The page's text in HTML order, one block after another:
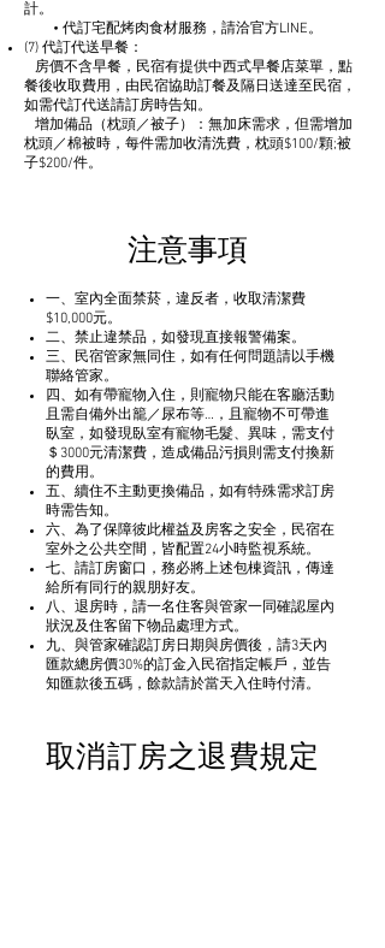
計。
• 代訂宅配烤肉食材服務，請洽官方LINE。
(7) 代訂代送早餐：
房價不含早餐，民宿有提供中西式早餐店菜單，點
餐後收取費用，由民宿協助訂餐及隔日送達至民宿，
如需代訂代送請訂房時告知。
增加備品（枕頭／被子）：無加床需求，但需增加
枕頭／棉被時，每件需加收清洗費，枕頭$100/顆;被
子$200/件。
注意事項
一、室內全面禁菸，違反者，收取清潔費
$10,000元。
二、禁止違禁品，如發現直接報警備案。
三、民宿管家無同住，如有任何問題請以手機
聯絡管家。
四、如有帶寵物入住，則寵物只能在客廳活動
且需自備外出籠／尿布等…，且寵物不可帶進
臥室，如發現臥室有寵物毛髮、異味，需支付
＄3000元清潔費，造成備品污損則需支付換新
的費用。
五、續住不主動更換備品，如有特殊需求訂房
時需告知。
六、為了保障彼此權益及房客之安全，民宿在
室外之公共空間，皆配置24小時監視系統。
七、請訂房窗口，務必將上述包棟資訊，傳達
給所有同行的親朋好友。
八、退房時，請一名住客與管家一同確認屋內
狀況及住客留下物品處理方式。
九、與管家確認訂房日期與房價後，請3天內
匯款總房價30%的訂金入民宿指定帳戶，並告
知匯款後五碼，餘款請於當天入住時付清。
取消訂房之退費規定